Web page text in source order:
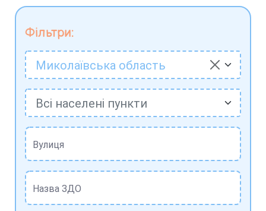
Фільтри:
Миколаївська область
Всі населені пункти
Вулиця
Назва ЗДО